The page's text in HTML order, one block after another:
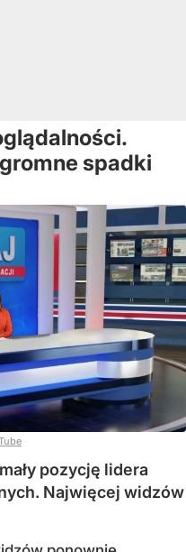
spadki
pozycję lidera
Najwięcej widzów